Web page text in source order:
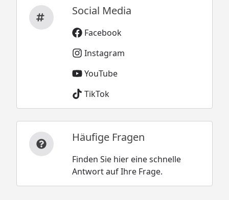
Social Media
Facebook
Instagram
YouTube
TikTok
Häufige Fragen
Finden Sie hier eine schnelle
Antwort auf Ihre Frage.